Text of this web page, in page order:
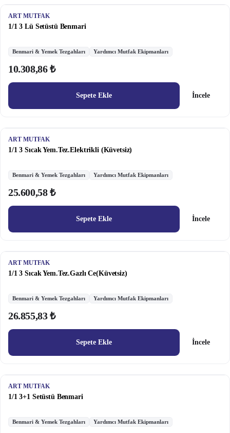
ART MUTFAK
1/1 3 Lü Setüstü Benmari
Benmari & Yemek Tezgahları Yardımcı Mutfak Ekipmanları
10.308,86 ₺
Sepete Ekle İncele
ART MUTFAK
1/1 3 Sıcak Yem.Tez.Elektrikli (Küvetsiz)
Benmari & Yemek Tezgahları Yardımcı Mutfak Ekipmanları
25.600,58 ₺
Sepete Ekle İncele
ART MUTFAK
1/1 3 Sıcak Yem.Tez.Gazlı Ce(Küvetsiz)
Benmari & Yemek Tezgahları Yardımcı Mutfak Ekipmanları
26.855,83 ₺
Sepete Ekle İncele
ART MUTFAK
1/1 3+1 Setüstü Benmari
Benmari & Yemek Tezgahları Yardımcı Mutfak Ekipmanları